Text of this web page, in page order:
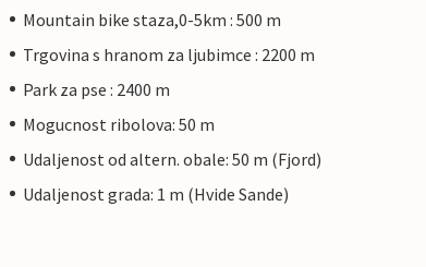
Mountain bike staza,0-5km : 500 m
Trgovina s hranom za ljubimce : 2200 m
Park za pse : 2400 m
Mogucnost ribolova: 50 m
Udaljenost od altern. obale: 50 m (Fjord)
Udaljenost grada: 1 m (Hvide Sande)